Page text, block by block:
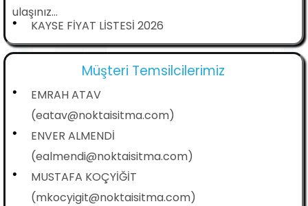
ulaşınız...
• KAYSE FİYAT LİSTESİ 2026
Müşteri Temsilcilerimiz
•
EMRAH ATAV
(eatav@noktaisitma.com)
•
ENVER ALMENDİ
(ealmendi@noktaisitma.com)
•
MUSTAFA KOÇYİĞİT
(mkocyigit@noktaisitma.com)